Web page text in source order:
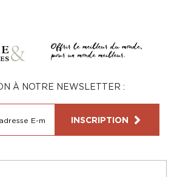
À NOTRE NEWSLETTER :
INSCRIPTION